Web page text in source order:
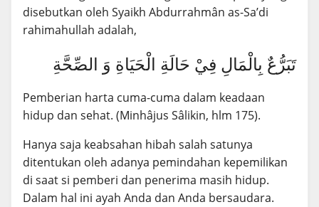
disebutkan oleh Syaikh Abdurrahmân as-Sa’di
rahimahullah adalah,
تَبَرُّعٌ بِالْمَالِ فِيْ حَالَةِ الْحَيَاةِ وَ الصِّحَّةِ
Pemberian harta cuma-cuma dalam keadaan
hidup dan sehat. (Minhâjus Sâlikin, hlm 175).
Hanya saja keabsahan hibah salah satunya
ditentukan oleh adanya pemindahan kepemilikan
di saat si pemberi dan penerima masih hidup.
Dalam hal ini ayah Anda dan Anda bersaudara.